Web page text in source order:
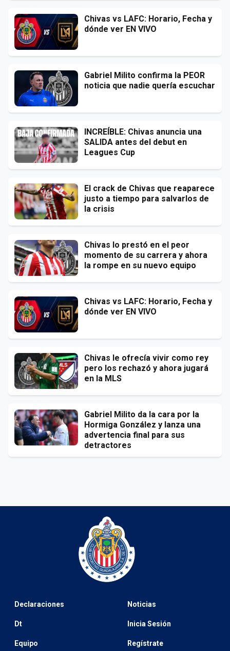
Chivas vs LAFC: Horario, Fecha y
dónde ver EN VIVO
Gabriel Milito confirma la PEOR
noticia que nadie quería escuchar
INCREÍBLE: Chivas anuncia una
SALIDA antes del debut en
Leagues Cup
El crack de Chivas que reaparece
justo a tiempo para salvarlos de
la crisis
Chivas lo prestó en el peor
momento de su carrera y ahora
la rompe en su nuevo equipo
Chivas vs LAFC: Horario, Fecha y
dónde ver EN VIVO
Chivas le ofrecía vivir como rey
pero los rechazó y ahora jugará
en la MLS
Gabriel Milito da la cara por la
Hormiga González y lanza una
advertencia final para sus
detractores
Declaraciones
Dt
Equipo
Noticias
Inicia Sesión
Regístrate